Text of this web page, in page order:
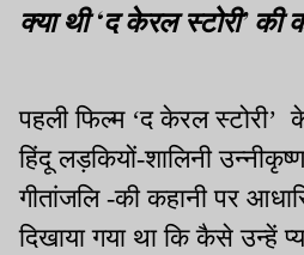
क्या थी ‘द केरल स्टोरी’ की
पहली फिल्म ‘द केरल स्टोरी’
हिंदू लड़कियों-शालिनी
गीतांजलि -की कहानी पर
दिखाया गया था कि कैसे उन्हें